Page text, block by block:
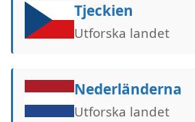
Tjeckien
Utforska landet
Nederländerna
Utforska landet